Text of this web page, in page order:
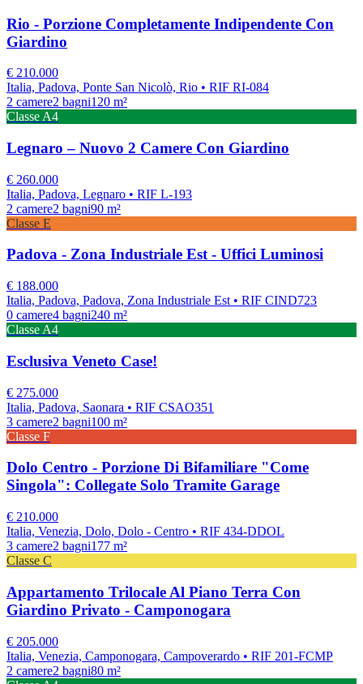
Rio - Porzione Completamente Indipendente Con
Giardino
€ 210.000
Italia, Padova, Ponte San Nicolò, Rio • RIF RI-084
2 camere2 bagni120 m²
Classe A4
Legnaro – Nuovo 2 Camere Con Giardino
€ 260.000
Italia, Padova, Legnaro • RIF L-193
2 camere2 bagni90 m²
Classe E
Padova - Zona Industriale Est - Uffici Luminosi
€ 188.000
Italia, Padova, Padova, Zona Industriale Est • RIF CIND723
0 camere4 bagni240 m²
Classe A4
Esclusiva Veneto Case!
€ 275.000
Italia, Padova, Saonara • RIF CSAO351
3 camere2 bagni100 m²
Classe F
Dolo Centro - Porzione Di Bifamiliare "Come
Singola": Collegate Solo Tramite Garage
€ 210.000
Italia, Venezia, Dolo, Dolo - Centro • RIF 434-DDOL
3 camere2 bagni177 m²
Classe C
Appartamento Trilocale Al Piano Terra Con
Giardino Privato - Camponogara
€ 205.000
Italia, Venezia, Camponogara, Campoverardo • RIF 201-FCMP
2 camere2 bagni80 m²